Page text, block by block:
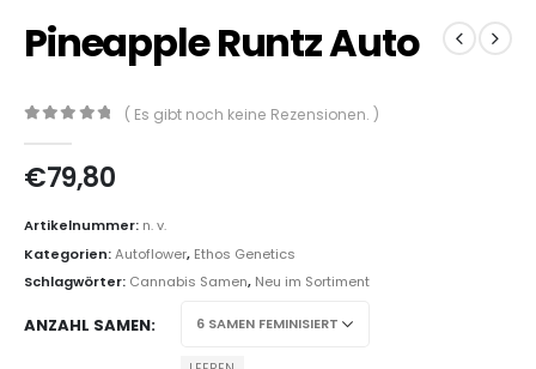
Pineapple Runtz Auto
( Es gibt noch keine Rezensionen. )
€79,80
Artikelnummer: n. v.
Kategorien:Autoflower, Ethos Genetics
Schlagwörter: Cannabis Samen, Neu im Sortiment
ANZAHL SAMEN